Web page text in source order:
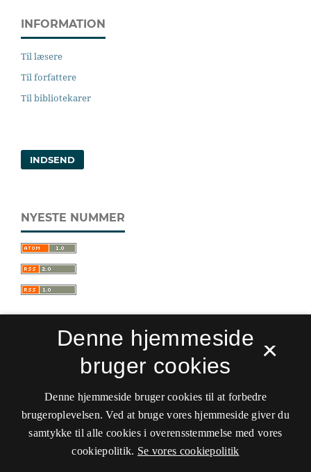
INFORMATION
Til læsere
Til forfattere
Til bibliotekarer
INDSEND
NYESTE NUMMER
Sprogforum. Tidsskrift for sprog- og
kulturpædagogik
ISSN 0909-9328 (Trykt)
ISSN 1399-8617 (Online)
Tilgængelighedserklæring
Det Kgl. Bibliotek
×
Denne hjemmeside
bruger cookies
Denne hjemmeside bruger cookies til at forbedre
brugeroplevelsen. Ved at bruge vores hjemmeside giver du
samtykke til alle cookies i overensstemmelse med vores
cookiepolitik. Se vores cookiepolitik